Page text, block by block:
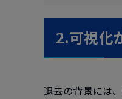
2.可視化
退去の背景には